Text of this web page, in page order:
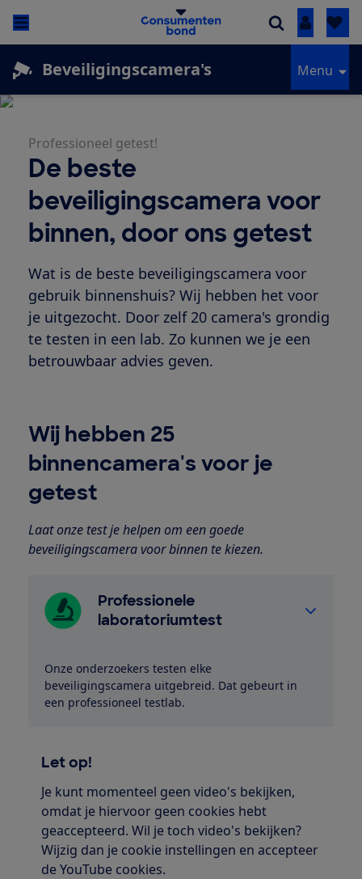
Inloggen
Beveiligingscamera's Menu
Professioneel getest!
De beste
beveiligingscamera voor
binnen, door ons getest
Wat is de beste beveiligingscamera voor
gebruik binnenshuis? Wij hebben het voor
je uitgezocht. Door zelf 20 camera's grondig
te testen in een lab. Zo kunnen we je een
betrouwbaar advies geven.
Wij hebben 25
binnencamera's voor je
getest
Laat onze test je helpen om een goede
beveiligingscamera voor binnen te kiezen.
Professionele
laboratoriumtest
Onze onderzoekers testen elke
beveiligingscamera uitgebreid. Dat gebeurt in
een professioneel testlab.
Let op!
Je kunt momenteel geen video's bekijken,
omdat je hiervoor geen cookies hebt
geaccepteerd. Wil je toch video's bekijken?
Wijzig dan je cookie instellingen en accepteer
de YouTube cookies.